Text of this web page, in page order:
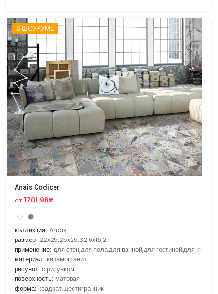
В ШОУРУМЕ
Anais Codicer
от 1701.96₴
коллекция: Anais
размер: 22x25,25x25,32.6x16.2
применение: для стен,для пола,для ванной,для гостиной,для кухни
материал: керамогранит
рисунок: с рисунком
поверхность: матовая
форма: квадрат,шестигранник